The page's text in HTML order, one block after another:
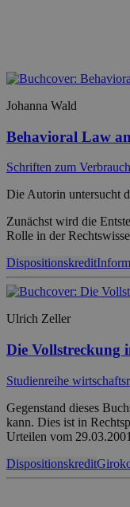
Johanna Wald
Behavioral Law
Schriften zum
Die Autorin untersucht
Zunächst wird die
Rolle in der
Dispositionskredit
Ulrich Zeller
Die Vollstreckung
Studienreihe
Gegenstand dieses
kann. Dies ist in
Urteilen vom
Dispositionskredit